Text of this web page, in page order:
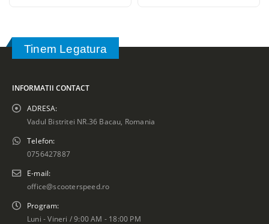
Tinem Legatura
INFORMATII CONTACT
ADRESA:
Vadul Bistritei NR.36 Bacau, Romania
Telefon:
0756427887
E-mail:
office@scooterspeed.ro
Program:
Luni - Vineri / 9:00 AM - 18:00 PM